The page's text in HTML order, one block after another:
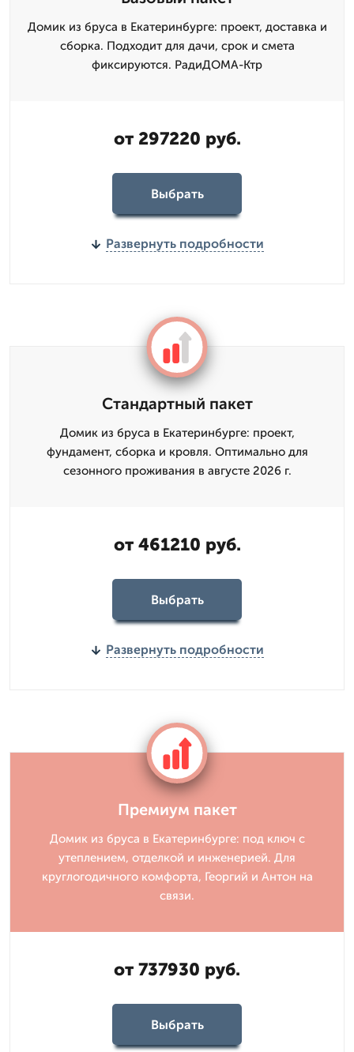
Домик из бруса в Екатеринбурге: проект, доставка и
сборка. Подходит для дачи, срок и смета
фиксируются. РадиДОМА-Ктр
от 297220 руб.
Выбрать
Развернуть подробности
Стандартный пакет
Домик из бруса в Екатеринбурге: проект,
фундамент, сборка и кровля. Оптимально для
сезонного проживания в августе 2026 г.
от 461210 руб.
Выбрать
Развернуть подробности
Премиум пакет
Домик из бруса в Екатеринбурге: под ключ с
утеплением, отделкой и инженерией. Для
круглогодичного комфорта, Георгий и Антон на
связи.
от 737930 руб.
Выбрать